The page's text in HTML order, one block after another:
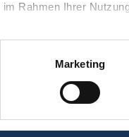
Rahmen Ihrer
Marketing
Zustand, dem Ruf
stammende